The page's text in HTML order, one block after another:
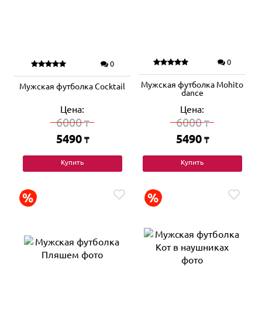
0
Мужская футболка Cocktail
Цена:
6000₸
5490 ₸
Купить
0
Мужская футболка Mohito
dance
Цена:
6000₸
5490 ₸
Купить